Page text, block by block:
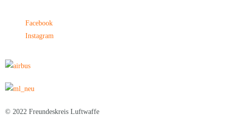
Facebook
Instagram
© 2022 Freundeskreis Luftwaffe